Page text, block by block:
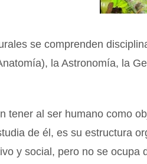
se comprenden
la Astronomía, la
tener al ser humano como
de él, es su estructura
y social, pero no se ocupa